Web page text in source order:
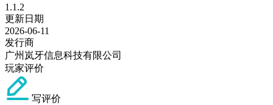
1.1.2
更新日期
2026-06-11
发行商
广州岚牙信息科技有限公司
玩家评价
写评价